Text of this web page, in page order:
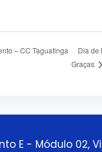
– CC Taguatinga
Dia de
Graças
E - Módulo 02,